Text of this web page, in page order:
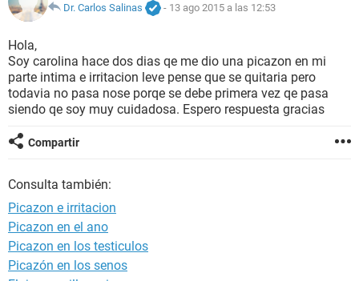
NUTRICIÓN
BIENESTAR
SEXUALIDAD
GLOSARIO
Dr. Carlos Salinas
- 13 ago 2015 a las 12:53
Hola,
Soy carolina hace dos dias qe me dio una picazon en mi
parte intima e irritacion leve pense que se quitaria pero
todavia no pasa nose porqe se debe primera vez qe pasa
siendo qe soy muy cuidadosa. Espero respuesta gracias
Compartir
Consulta también:
Picazon e irritacion
Picazon en el ano
Picazon en los testiculos
Picazón en los senos